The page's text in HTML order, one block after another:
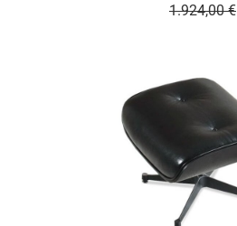
1.924,00 €